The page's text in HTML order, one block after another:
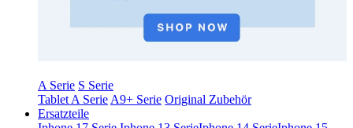
A Serie S Serie
Tablet A Serie A9+ Serie Original Zubehör
Ersatzteile